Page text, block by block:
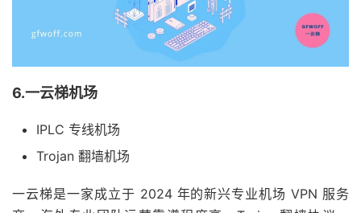
6.一云梯机场
IPLC 专线机场
Trojan 翻墙机场
一云梯是一家成立于 2024 年的新兴专业机场 VPN 服务